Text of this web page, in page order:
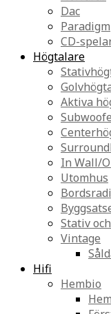
Dac
Paradigm
CD-
Högtalare
Aktiva
In Wall/
Utomhus
Stativ
Vintage
Hifi
Hembio